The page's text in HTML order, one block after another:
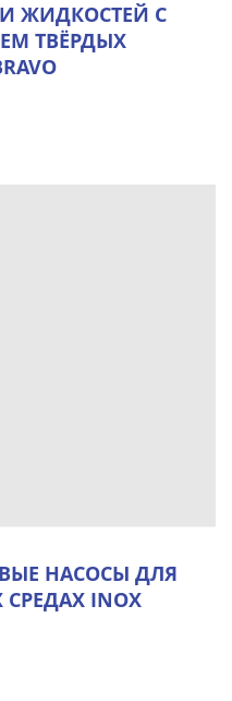
ЖИДКОСТЕЙ С
ТВЁРДЫХ
НАСОСЫ ДЛЯ
INOX